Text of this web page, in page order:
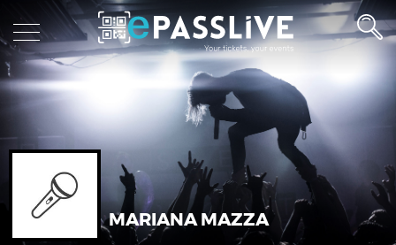
MARIANA MAZZA